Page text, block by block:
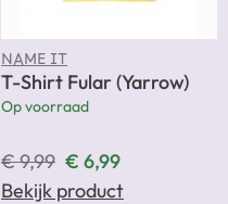
NAME IT
T-Shirt Fular (Yarrow)
Op voorraad
€9,99 € 6,99
Bekijk product